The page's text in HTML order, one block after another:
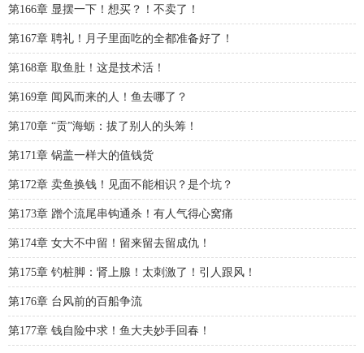
第166章 显摆一下！想买？！不卖了！
第167章 聘礼！月子里面吃的全都准备好了！
第168章 取鱼肚！这是技术活！
第169章 闻风而来的人！鱼去哪了？
第170章 “贡”海蛎：拔了别人的头筹！
第171章 锅盖一样大的值钱货
第172章 卖鱼换钱！见面不能相识？是个坑？
第173章 蹭个流尾串钩通杀！有人气得心窝痛
第174章 女大不中留！留来留去留成仇！
第175章 钓桩脚：肾上腺！太刺激了！引人跟风！
第176章 台风前的百船争流
第177章 钱自险中求！鱼大夫妙手回春！